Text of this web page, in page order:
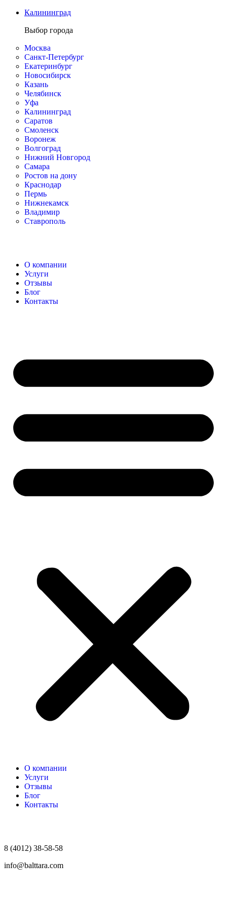
Калининград
Выбор города
Москва
Санкт-Петербург
Екатеринбург
Новосибирск
Казань
Челябинск
Уфа
Калининград
Саратов
Смоленск
Воронеж
Волгоград
Нижний Новгород
Самара
Ростов на дону
Краснодар
Пермь
Нижнекамск
Владимир
Ставрополь
О компании
Услуги
Отзывы
Блог
Контакты
О компании
Услуги
Отзывы
Блог
Контакты
8 (4012) 38-58-58
info@balttara.com